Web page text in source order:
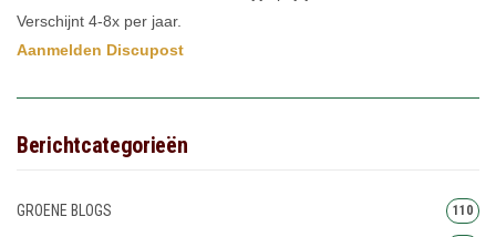
Verschijnt 4-8x per jaar.
Aanmelden Discupost
Berichtcategorieën
GROENE BLOGS 110